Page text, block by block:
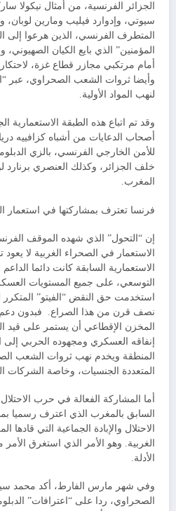
الجزائر الفرنسية، من أمثال نيكولا
سيوتي، وإدوارد فيليب ومارين
المتطرف الفرنسي، الذين هرعوا إلى
المؤمنين” الذي بايع الكيان
أمام مرتكبي مجازر قطاع غزة،
وأيضا ثروات الشعب الصحراوي، عبر
لنهب المواد الأولية.
وقد تم اتباع هذه الطبقة
أصحاب الدعايات من أشباه كزافييه
للأمن الخارجي الفرنسي، بالزي
خلف الجزائر، وكذلك العنصري برنارد
المغرب.
فرنسا تعترف بمشاركتها في استعمار
إن “التحول” الذي شهده الموقف
الاستعمار في الصحراء الغربية لا يعود
الاستعمارية السابقة كانت دائما
التوسعي، على جميع المستويات
استخدمت حق النقض “الفيتو” المتكرر
نصف قرن من هذا الصراع. فبدون دعم
المخزن الإقطاعي أن يستمر على قيد
إنفاقه العسكري ومجهوده الحربي
المنطقة ويخدم نهب ثروات الشعب
المتعددة الجنسيات، وخاصة الشركات
أما المشاركة الفعالة في حرب
السابق بالمغرب الذي اعترف رسميا
الاحتلال والإبادة الجماعية التي
الأدلة.
وفي شهر مارس الفارط، أكد محمد
الصحراوي، ردا على “اعترافات”